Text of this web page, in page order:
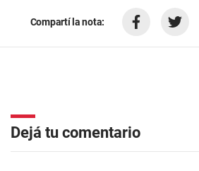
Compartí la nota:
Dejá tu comentario